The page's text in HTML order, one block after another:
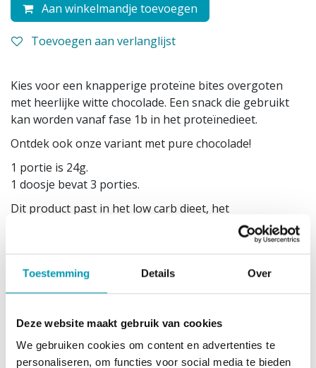
Toestemming Details Over
Deze website maakt gebruik van cookies
We gebruiken cookies om content en advertenties te
personaliseren, om functies voor social media te bieden
Aan winkelmandje toevoegen
Toevoegen aan verlanglijst
Kies voor een knapperige proteïne bites overgoten
met heerlijke witte chocolade. Een snack die gebruikt
kan worden vanaf fase 1b in het proteïnedieet.
Ontdek ook onze variant met pure chocolade!
1 portie is 24g.
1 doosje bevat 3 porties.
Dit product past in het low carb dieet, het
proteïnedieet, het koolhydraatarm dieet en het
Gebruiksadvies
Gebruiksklaar.
Opgelet: overmatig gebruik kan laxerend effect
hebben. Gevarieerde, evenwichtige voeding en een
gezonde levensstijl zijn belangrijk.